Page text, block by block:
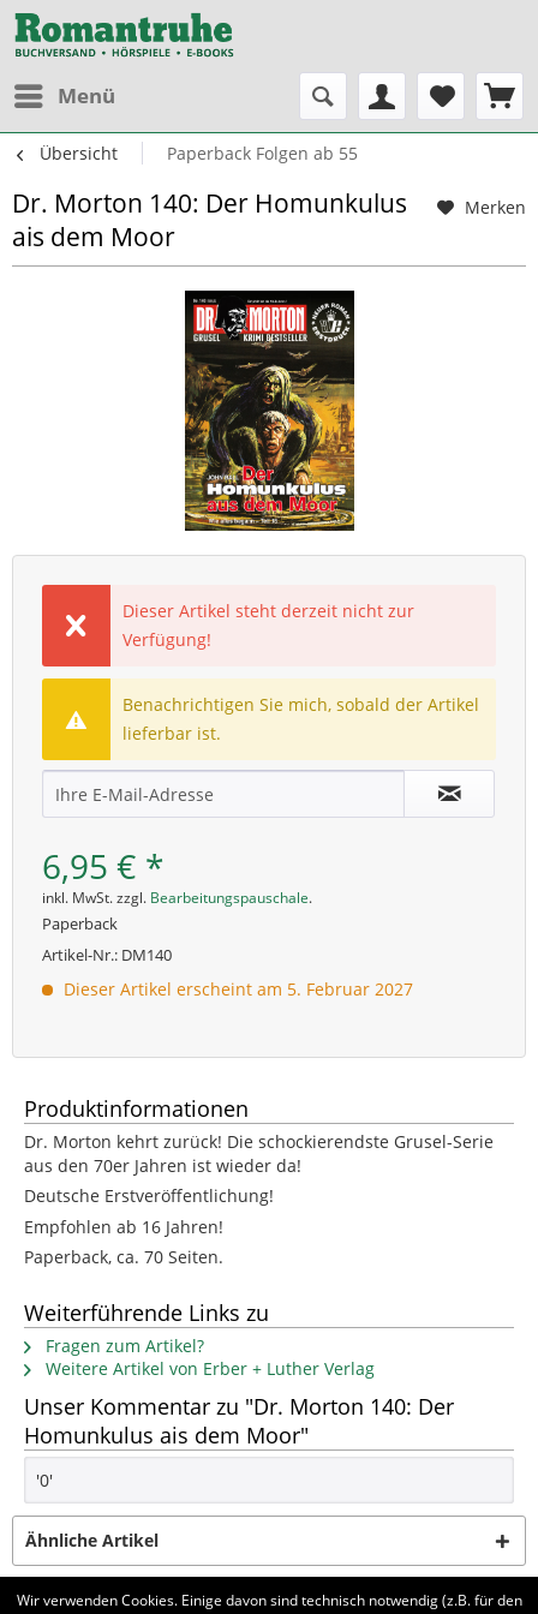
Menü
Übersicht Paperback Folgen ab 55
Merken
Dr. Morton 140: Der Homunkulus
ais dem Moor
Dieser Artikel steht derzeit nicht zur
Verfügung!
Benachrichtigen Sie mich, sobald der Artikel
lieferbar ist.
6,95 € *
inkl. MwSt. zzgl. Bearbeitungspauschale.
Paperback
Artikel-Nr.: DM140
Dieser Artikel erscheint am 5. Februar 2027
Produktinformationen
Dr. Morton kehrt zurück! Die schockierendste Grusel-Serie
aus den 70er Jahren ist wieder da!
Deutsche Erstveröffentlichung!
Empfohlen ab 16 Jahren!
Paperback, ca. 70 Seiten.
Weiterführende Links zu
Fragen zum Artikel?
Weitere Artikel von Erber + Luther Verlag
Unser Kommentar zu "Dr. Morton 140: Der
Homunkulus ais dem Moor"
'0'
Ähnliche Artikel
Kunden haben sich ebenfalls angesehen
Wir verwenden Cookies. Einige davon sind technisch notwendig (z.B. für den